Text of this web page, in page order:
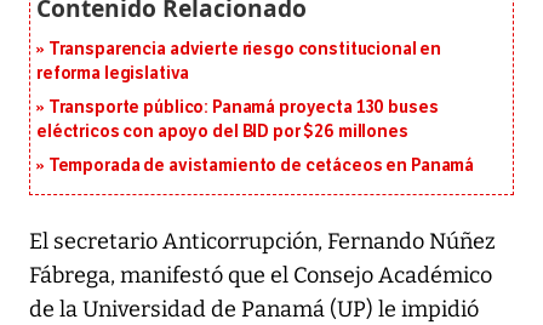
Transparencia advierte riesgo constitucional en
reforma legislativa
Transporte público: Panamá proyecta 130 buses
eléctricos con apoyo del BID por $26 millones
Temporada de avistamiento de cetáceos en Panamá
El secretario Anticorrupción, Fernando Núñez
Fábrega, manifestó que el Consejo Académico
de la Universidad de Panamá (UP) le impidió